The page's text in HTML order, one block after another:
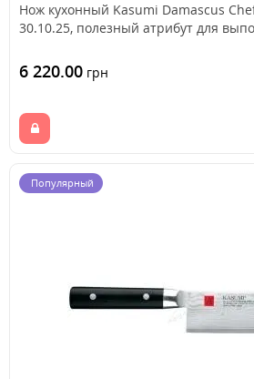
Нож кухонный Kasumi Damascus
30.10.25, полезный атрибут для
6 220.00 грн
Популярный